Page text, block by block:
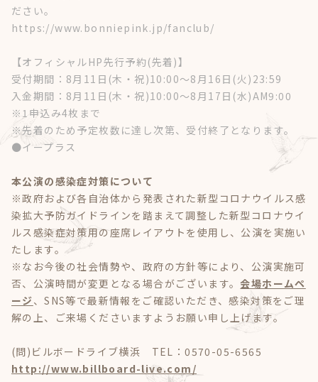
ださい。
https://www.bonniepink.jp/fanclub/
【オフィシャルHP先行予約(先着)】
受付期間：8月11日(木・祝)10:00～8月16日(火)23:59
入金期間：8月11日(木・祝)10:00～8月17日(水)AM9:00
※1申込み4枚まで
※先着のため予定枚数に達し次第、受付終了となります。
●イープラス
本公演の感染症対策について
※政府および各自治体から発表された新型コロナウイルス感
染拡大予防ガイドラインを踏まえて調整した新型コロナウイ
ルス感染症対策用の座席レイアウトを使用し、公演を実施い
たします。
※なお今後の社会情勢や、政府の方針等により、公演実施可
否、公演時間が変更となる場合がございます。 会場ホームペ
ージ、SNS等で最新情報をご確認いただき、感染対策をご理
解の上、ご来場くださいますようお願い申し上げます。
(問)ビルボードライブ横浜 TEL：0570-05-6565
http://www.billboard-live.com/